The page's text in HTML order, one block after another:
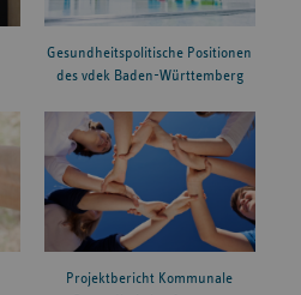
Gesundheitspolitische Positionen
des vdek Baden-Württemberg
Projektbericht Kommunale